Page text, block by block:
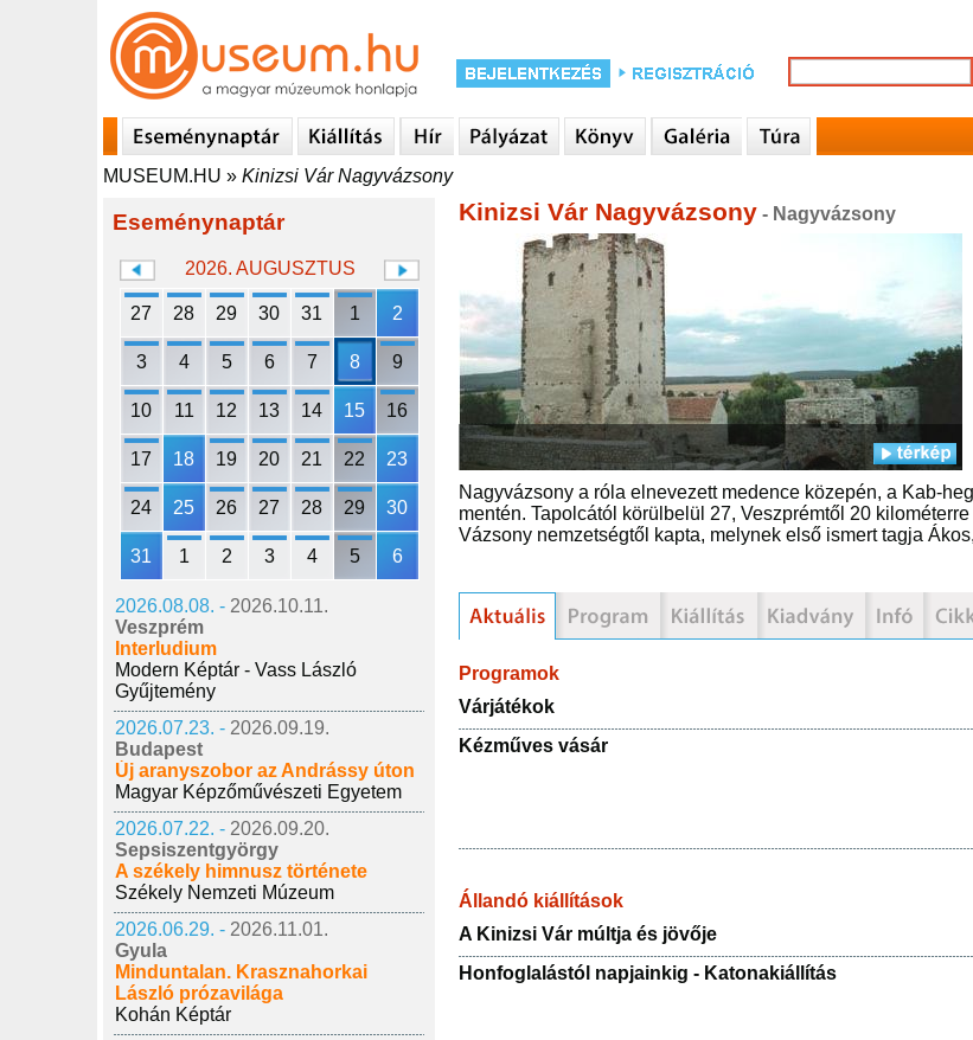
MUSEUM.HU » Kinizsi Vár Nagyvázsony
Eseménynaptár
2026. AUGUSZTUS
27 28 29 30 31 1 2
3 4 5 6 7 8 9
10 11 12 13 14 15 16
17 18 19 20 21 22 23
24 25 26 27 28 29 30
31 1 2 3 4 5 6
2026.08.08. - 2026.10.11.
Veszprém
Interludium
Modern Képtár - Vass László
Gyűjtemény
2026.07.23. - 2026.09.19.
Budapest
Új aranyszobor az Andrássy úton
Magyar Képzőművészeti Egyetem
2026.07.22. - 2026.09.20.
Sepsiszentgyörgy
A székely himnusz története
Székely Nemzeti Múzeum
2026.06.29. - 2026.11.01.
Gyula
Minduntalan. Krasznahorkai
László prózavilága
Kohán Képtár
Kinizsi Vár Nagyvázsony - Nagyvázsony
Nagyvázsony a róla elnevezett medence közepén, a Kab-
mentén. Tapolcától körülbelül 27, Veszprémtől 20
Vázsony nemzetségtől kapta, melynek első ismert tagja
Programok
Várjátékok
Kézműves vásár
Állandó kiállítások
A Kinizsi Vár múltja és jövője
Honfoglalástól napjainkig - Katonakiállítás